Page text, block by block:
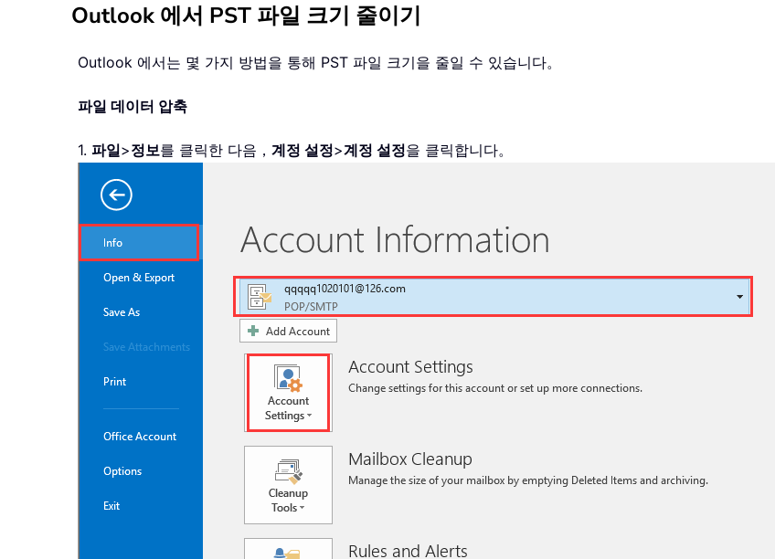
Outlook 에서 PST 파일 크기 줄이기
Outlook 에서는 몇 가지 방법을 통해 PST 파일 크기을 줄일 수 있습니다。
파일 데이터 압축
1. 파일>정보를 클릭한 다음， 계정 설정>계정 설정을 클릭합니다。